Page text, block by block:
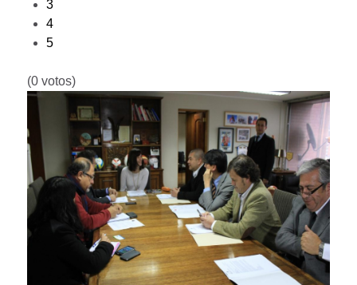
3
4
5
(0 votos)